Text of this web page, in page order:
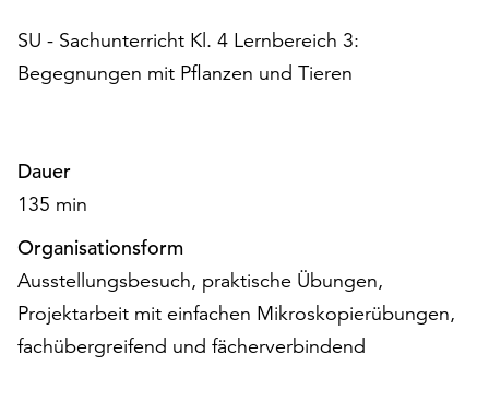
Schaltfläche
„Cookie-
Funktionale
Cookies
auch
ohne
Ihr
Einverständnis
weiterhin
SU - Sachunterricht Kl. 4 Lernbereich 3:
Begegnungen mit Pflanzen und Tieren
Dauer
135 min
Organisationsform
Ausstellungsbesuch, praktische Übungen,
Projektarbeit mit einfachen Mikroskopierübungen,
fachübergreifend und fächerverbindend